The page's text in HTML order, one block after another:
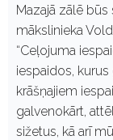
Mazajā zālē būs
mākslinieka
“Ceļojuma
iespaidos,
krāšņajiem
galvenokārt,
sižetus, kā arī